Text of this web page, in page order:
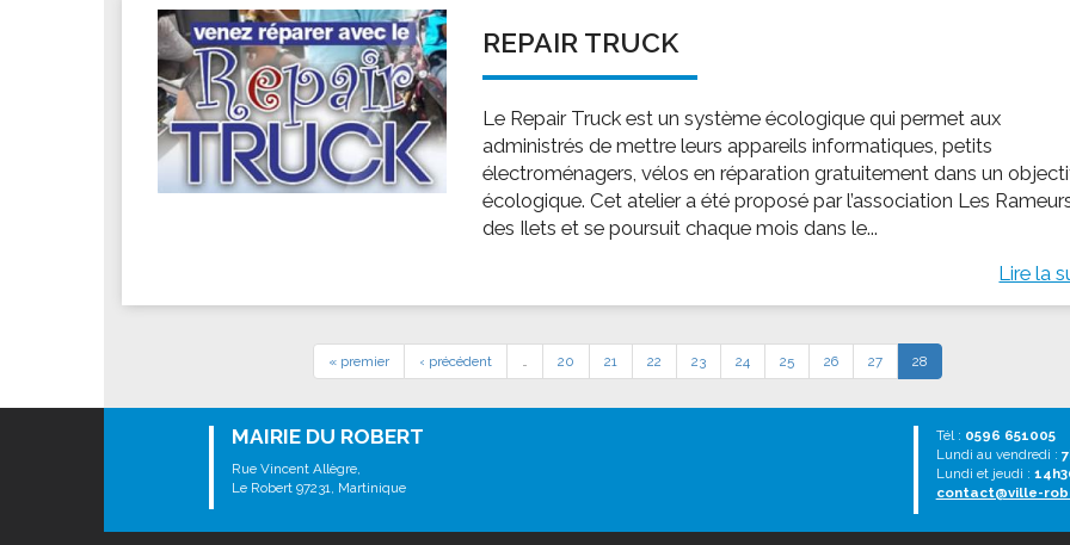
REPAIR TRUCK
Le Repair Truck est un système écologique qui permet aux
administrés de mettre leurs appareils informatiques, petits
électroménagers, vélos en réparation gratuitement dans un
écologique. Cet atelier a été proposé par l’association Les
des Ilets et se poursuit chaque mois dans le...
Lire la
« premier ‹ précédent 20 21 22 23 24 25 26 27 28
MAIRIE DU ROBERT
Rue Vincent Allègre,
Le Robert 97231, Martinique
Tél : 0596 651005
Lundi au vendredi :
Lundi et jeudi :
contact@ville-